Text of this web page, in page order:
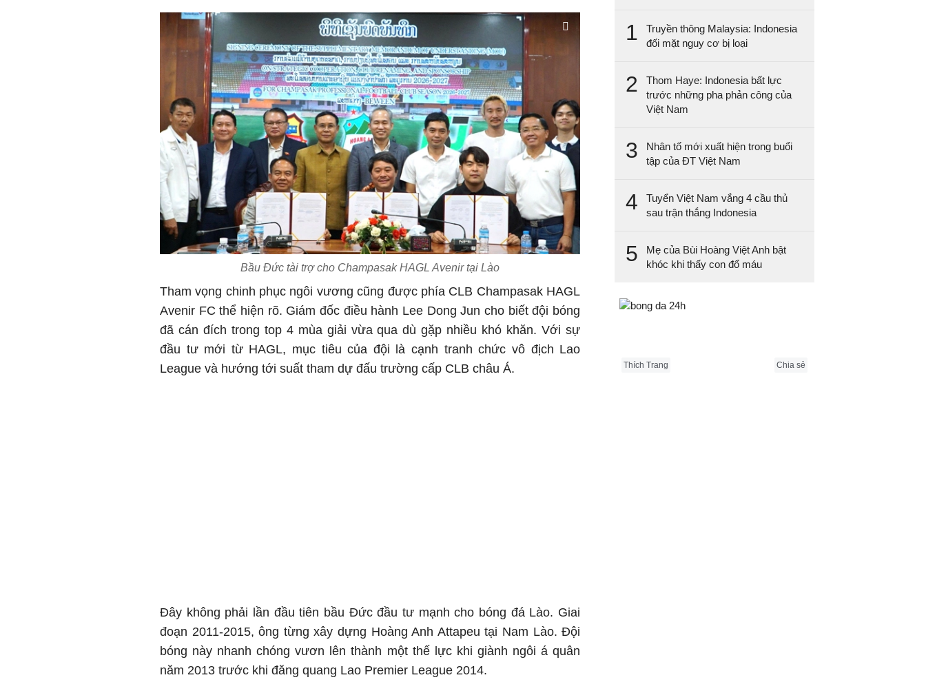
Bầu Đức tài trợ cho Champasak HAGL Avenir tại Lào
Tham vọng chinh phục ngôi vương cũng được phía CLB Champasak HAGL
Avenir FC thể hiện rõ. Giám đốc điều hành Lee Dong Jun cho biết đội bóng
đã cán đích trong top 4 mùa giải vừa qua dù gặp nhiều khó khăn. Với sự
đầu tư mới từ HAGL, mục tiêu của đội là cạnh tranh chức vô địch Lao
League và hướng tới suất tham dự đấu trường cấp CLB châu Á.
Đây không phải lần đầu tiên bầu Đức đầu tư mạnh cho bóng đá Lào. Giai
đoạn 2011-2015, ông từng xây dựng Hoàng Anh Attapeu tại Nam Lào. Đội
bóng này nhanh chóng vươn lên thành một thế lực khi giành ngôi á quân
năm 2013 trước khi đăng quang Lao Premier League 2014.
1
Truyền thông Malaysia: Indonesia
đối mặt nguy cơ bị loại
2
Thom Haye: Indonesia bất lực
trước những pha phản công của
Việt Nam
3
Nhân tố mới xuất hiện trong buổi
tập của ĐT Việt Nam
4
Tuyển Việt Nam vắng 4 cầu thủ
sau trận thắng Indonesia
5
Mẹ của Bùi Hoàng Việt Anh bật
khóc khi thấy con đổ máu
Thích Trang Chia sẻ